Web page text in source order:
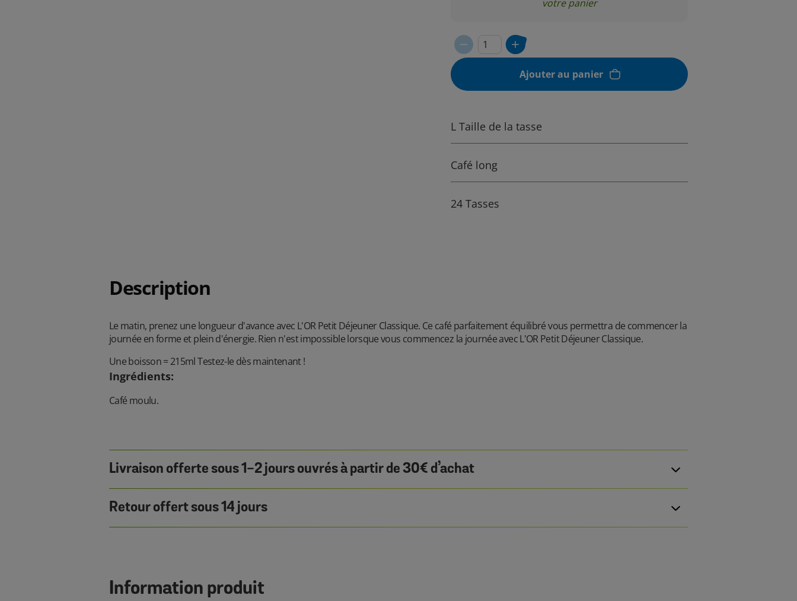
votre panier
Ajouter au panier
L Taille de la tasse
Café long
24 Tasses
Description
Le matin, prenez une longueur d'avance avec L'OR Petit Déjeuner Classique. Ce café parfaitement équilibré vous permettra de commencer la
journée en forme et plein d'énergie. Rien n'est impossible lorsque vous commencez la journée avec L'OR Petit Déjeuner Classique.
Une boisson = 215ml Testez-le dès maintenant !
Ingrédients:
Café moulu.
Livraison offerte sous 1-2 jours ouvrés à partir de 30€ d’achat
Retour offert sous 14 jours
Information produit